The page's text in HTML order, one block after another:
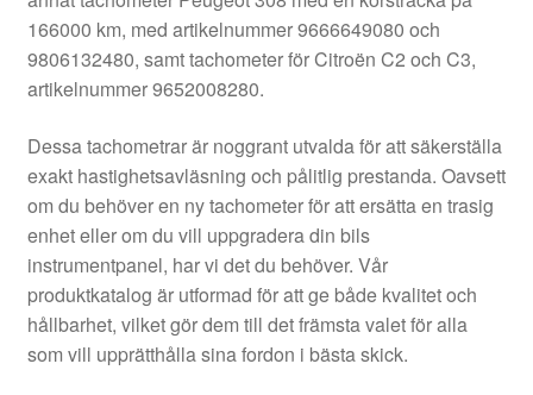
Mitt konto
Reklamationsprocedur
Transport
Vagn
Världsomspännande frakt
166000 km, med artikelnummer 9666649080 och
9806132480, samt tachometer för Citroën C2 och C3,
artikelnummer 9652008280.
Dessa tachometrar är noggrant utvalda för att säkerställa
exakt hastighetsavläsning och pålitlig prestanda. Oavsett
om du behöver en ny tachometer för att ersätta en trasig
enhet eller om du vill uppgradera din bils
instrumentpanel, har vi det du behöver. Vår
produktkatalog är utformad för att ge både kvalitet och
hållbarhet, vilket gör dem till det främsta valet för alla
som vill upprätthålla sina fordon i bästa skick.